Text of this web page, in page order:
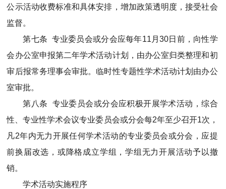
公示活动收费标准和具体安排，增加政策透明度，接受社会
监督。
第七条 专业委员会或分会应每年11月30日前，向性学
会办公室申报第二年学术活动计划，由办公室归类整理和初
审后报常务理事会审批。临时性专题性学术活动计划由办公
室审批。
第八条 专业委员会或分会应积极开展学术活动，综合
性、专业性学术会议专业委员会或分会每2年至少召开1次，
凡2年内无力开展任何学术活动的专业委员会或分会，应提
前换届改选，或降格成立学组，学组无力开展活动予以撤
销。
学术活动实施程序